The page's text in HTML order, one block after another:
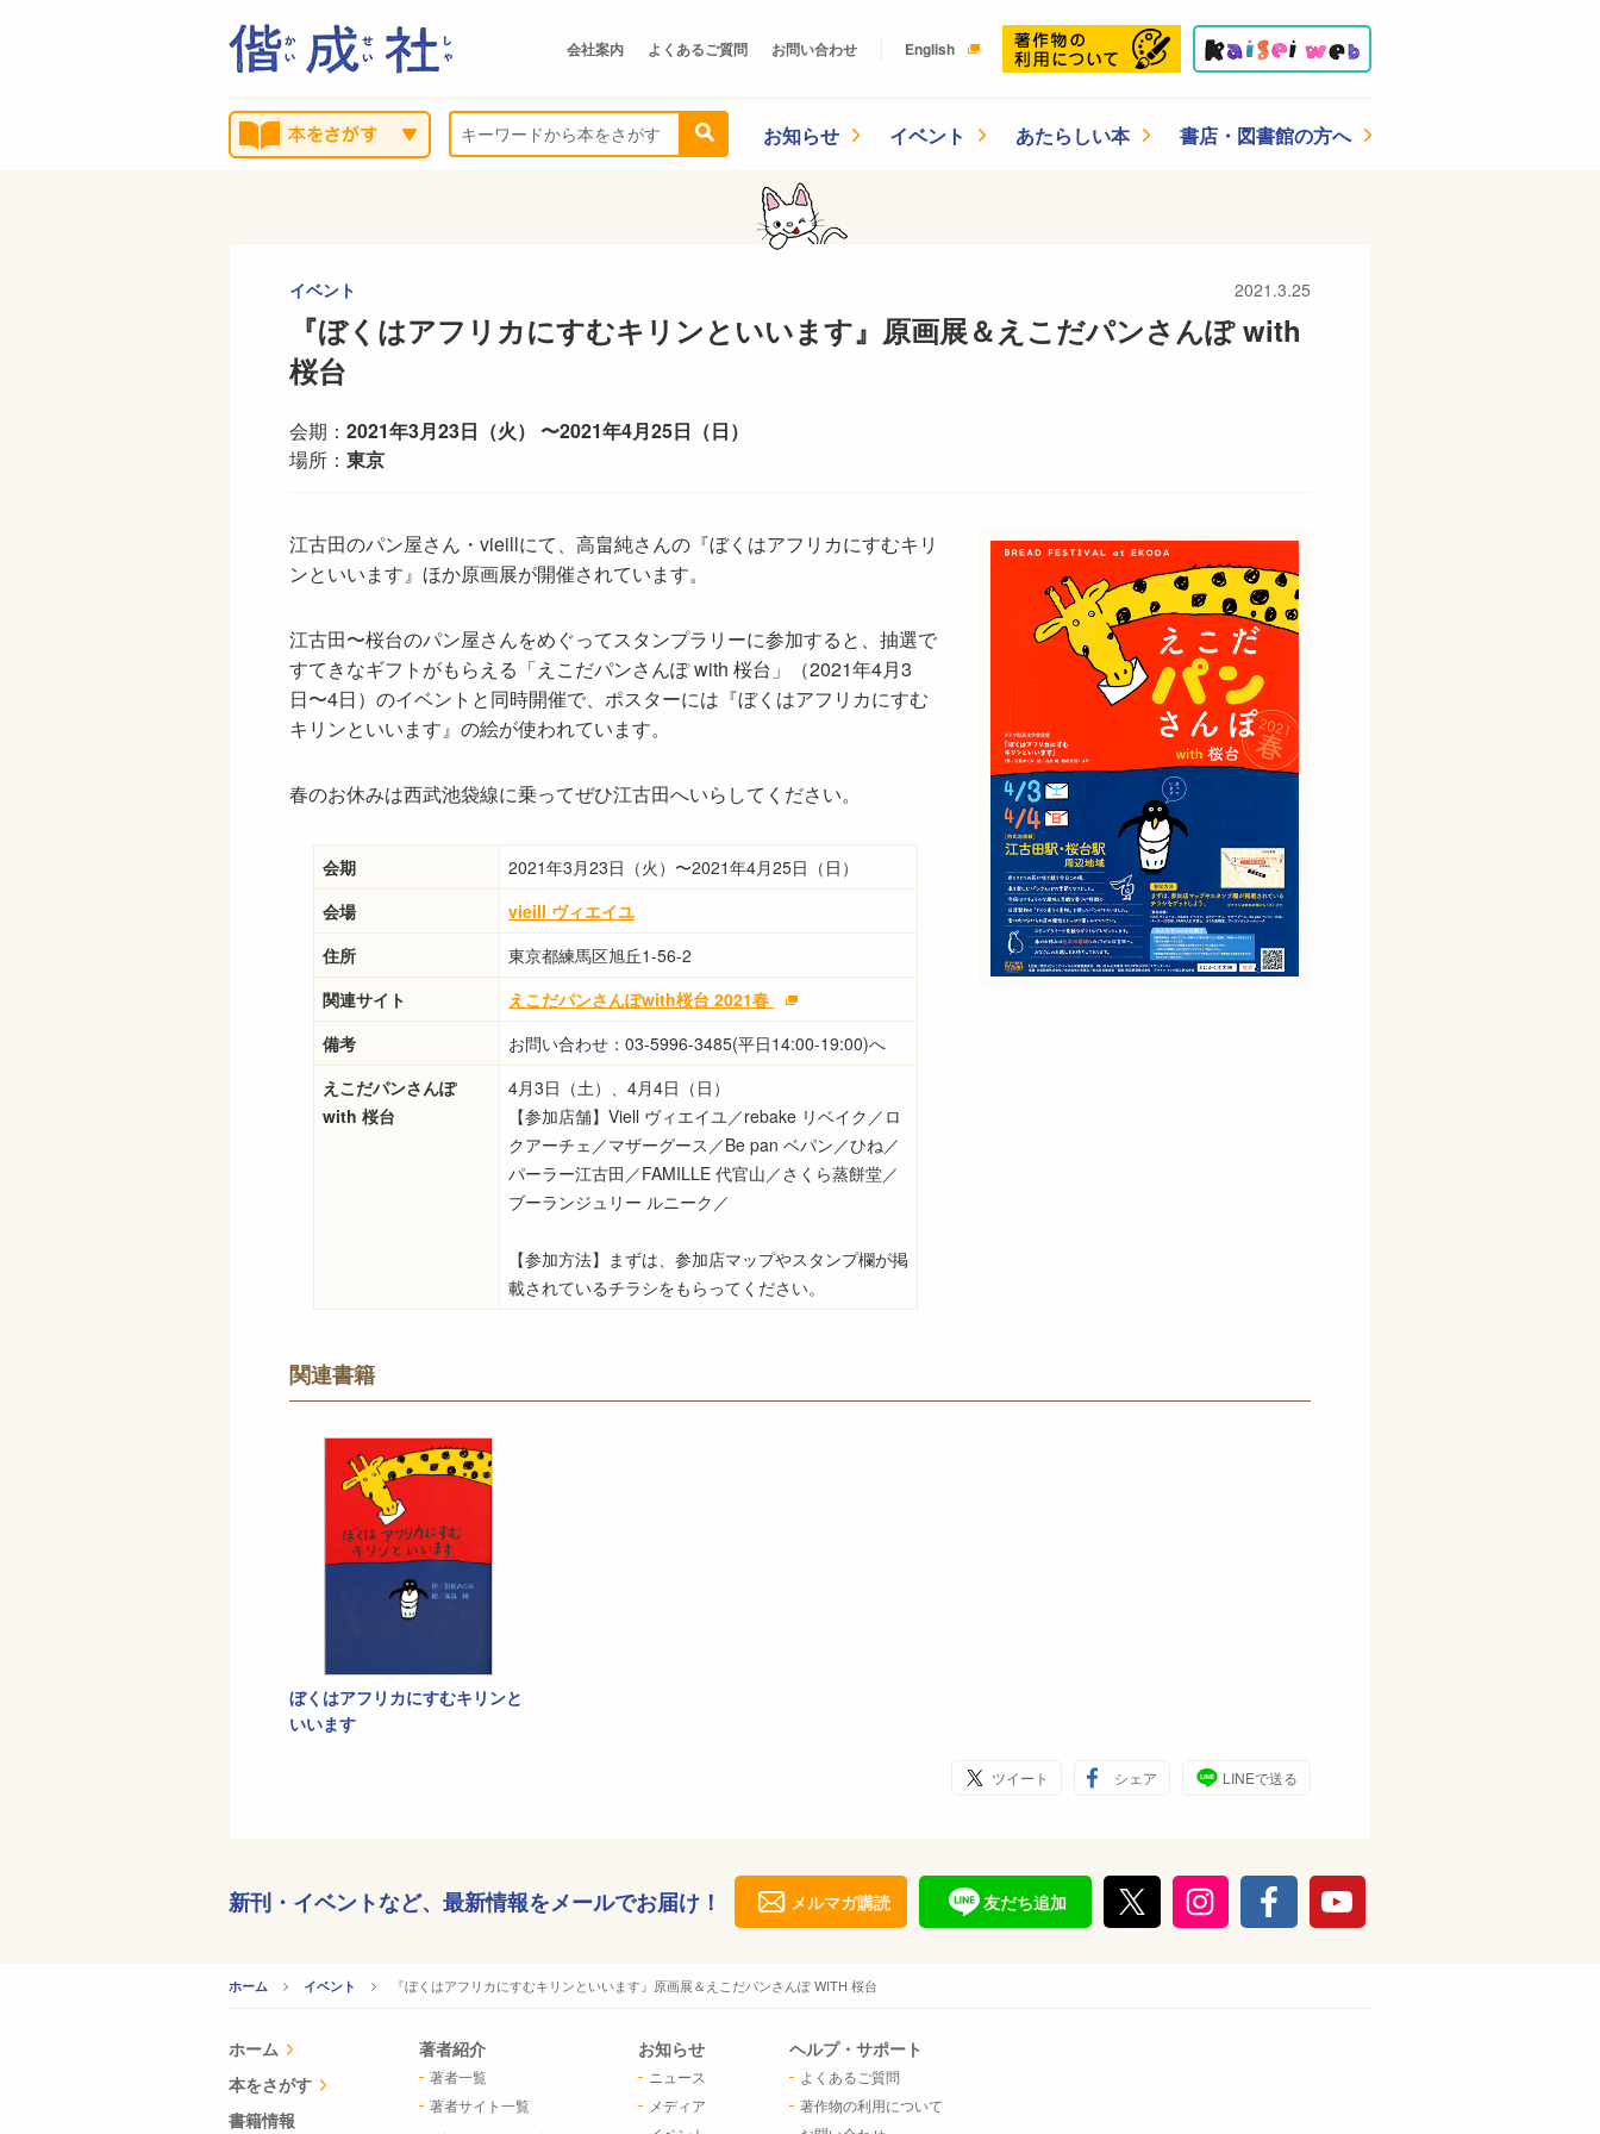
会社案内 よくあるご質問 お問い合わせ English
お知らせ イベント あたらしい本 書店・図書館の方へ
イベント 2021.3.25
『ぼくはアフリカにすむキリンといいます』原画展＆えこだパンさんぽ with
桜台
会期： 2021年3月23日（火） 〜2021年4月25日（日）
場所： 東京
江古田のパン屋さん・vieillにて、高畠純さんの『ぼくはアフリカにすむキリ
ンといいます』ほか原画展が開催されています。
江古田〜桜台のパン屋さんをめぐってスタンプラリーに参加すると、抽選で
すてきなギフトがもらえる「えこだパンさんぽ with 桜台」（2021年4月3
日〜4日）のイベントと同時開催で、ポスターには『ぼくはアフリカにすむ
キリンといいます』の絵が使われています。
春のお休みは西武池袋線に乗ってぜひ江古田へいらしてください。
会期
2021年3月23日（火）〜2021年4月25日（日）
会場
vieill ヴィエイユ
住所
東京都練馬区旭丘1-56-2
関連サイト
えこだパンさんぽwith桜台 2021春
備考
お問い合わせ：03-5996-3485(平日14:00-19:00)へ
えこだパンさんぽ
with 桜台
4月3日（土）、4月4日（日）
【参加店舗】Viell ヴィエイユ／rebake リベイク／ロ
クアーチェ／マザーグース／Be pan ベパン／ひね／
パーラー江古田／FAMILLE 代官山／さくら蒸餅堂／
ブーランジュリー ルニーク／
【参加方法】まずは、参加店マップやスタンプ欄が掲
載されているチラシをもらってください。
関連書籍
ぼくはアフリカにすむキリンと
いいます
ツイート シェア LINEで送る
新刊・イベントなど、 最新情報をメールでお届け！ メルマガ購読 友だち追加
ホーム イベント CURRENT:
『ぼくはアフリカにすむキリンといいます』原画展＆えこだパンさんぽ WITH 桜台
ホーム
本をさがす
書籍情報
著者紹介
著者一覧
著者サイト一覧
お知らせ
ニュース
メディア
ヘルプ・サポート
よくあるご質問
著作物の利用について